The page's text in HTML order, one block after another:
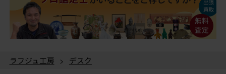
ラフジュ工房 > デスク